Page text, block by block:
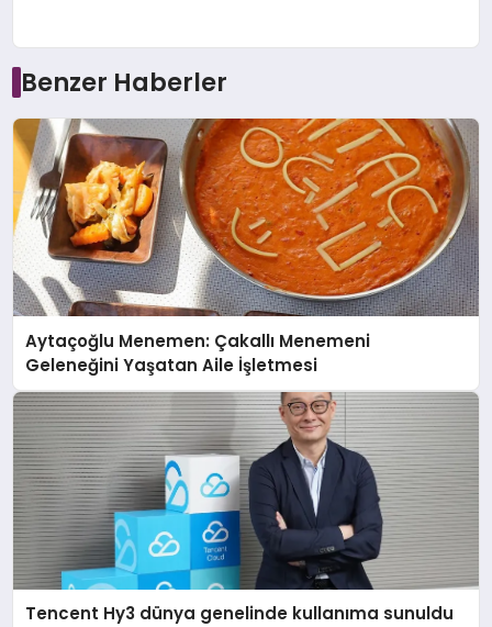
Benzer Haberler
Aytaçoğlu Menemen: Çakallı Menemeni
Geleneğini Yaşatan Aile İşletmesi
Tencent Hy3 dünya genelinde kullanıma sunuldu